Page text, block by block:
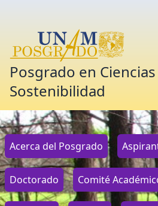
Posgrado en
Sostenibilidad
Acerca del Posgrado
Doctorado Comité